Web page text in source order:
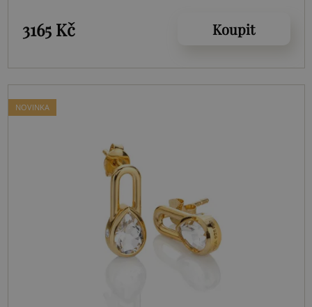
3165 Kč Koupit
NOVINKA